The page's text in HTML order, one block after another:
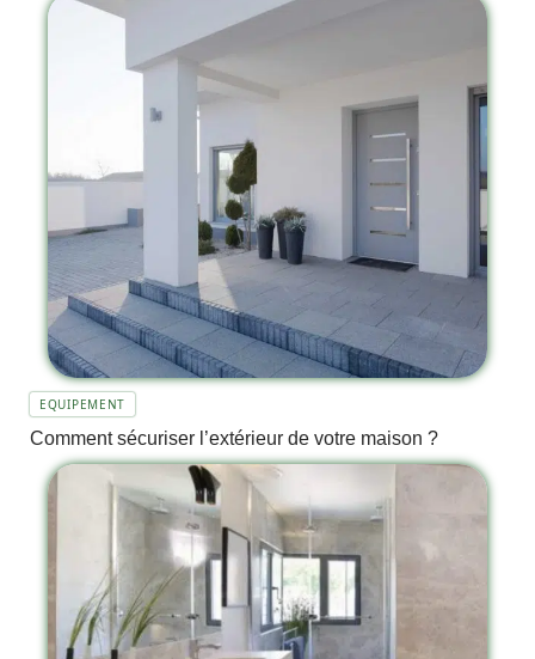
EQUIPEMENT
Comment sécuriser l’extérieur de votre maison ?